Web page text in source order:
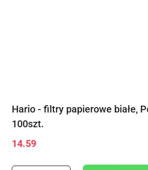
Hario - filtry papierowe białe,
100szt.
Cena:
14.59